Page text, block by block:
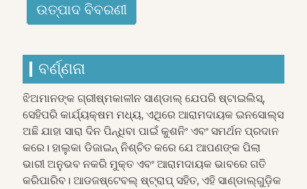
ଉତ୍ପାଦ ବିବରଣୀ
ବର୍ଣ୍ଣନା
ଝିଅମାନଙ୍କ ଗ୍ରୀଷ୍ମକାଳୀନ ସାଣ୍ଡାଲ୍ ଯେପରି ଷ୍ଟାଇଲିସ୍,
ସେହିପରି କାର୍ଯ୍ୟକ୍ଷମ ମଧ୍ୟ, ଏଥିରେ ଆରାମଦାୟକ ଇନସୋଲ୍ସ
ଅଛି ଯାହା ସାରା ଦିନ ପିନ୍ଧିବା ପାଇଁ କୁଶନିଂ ଏବଂ ସମର୍ଥନ ପ୍ରଦାନ
କରେ। ହାଲୁକା ଡିଜାଇନ୍ ନିଶ୍ଚିତ କରେ ଯେ ଆପଣଙ୍କ ପିଲା
ଭାରୀ ଅନୁଭବ ନକରି ମୁକ୍ତ ଏବଂ ଆରାମଦାୟକ ଭାବରେ ଗତି
କରିପାରିବ। ଆଡଜଷ୍ଟେବଲ୍ ଷ୍ଟ୍ରାପ୍ ସହିତ, ଏହି ସାଣ୍ଡାଲ୍ଗୁଡ଼ିକ